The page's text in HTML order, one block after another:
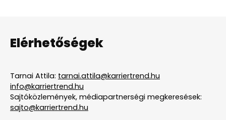
Elérhetőségek
Tarnai Attila: tarnai.attila@karriertrend.hu
info@karriertrend.hu
Sajtóközlemények, médiapartnerségi megkeresések:
sajto@karriertrend.hu